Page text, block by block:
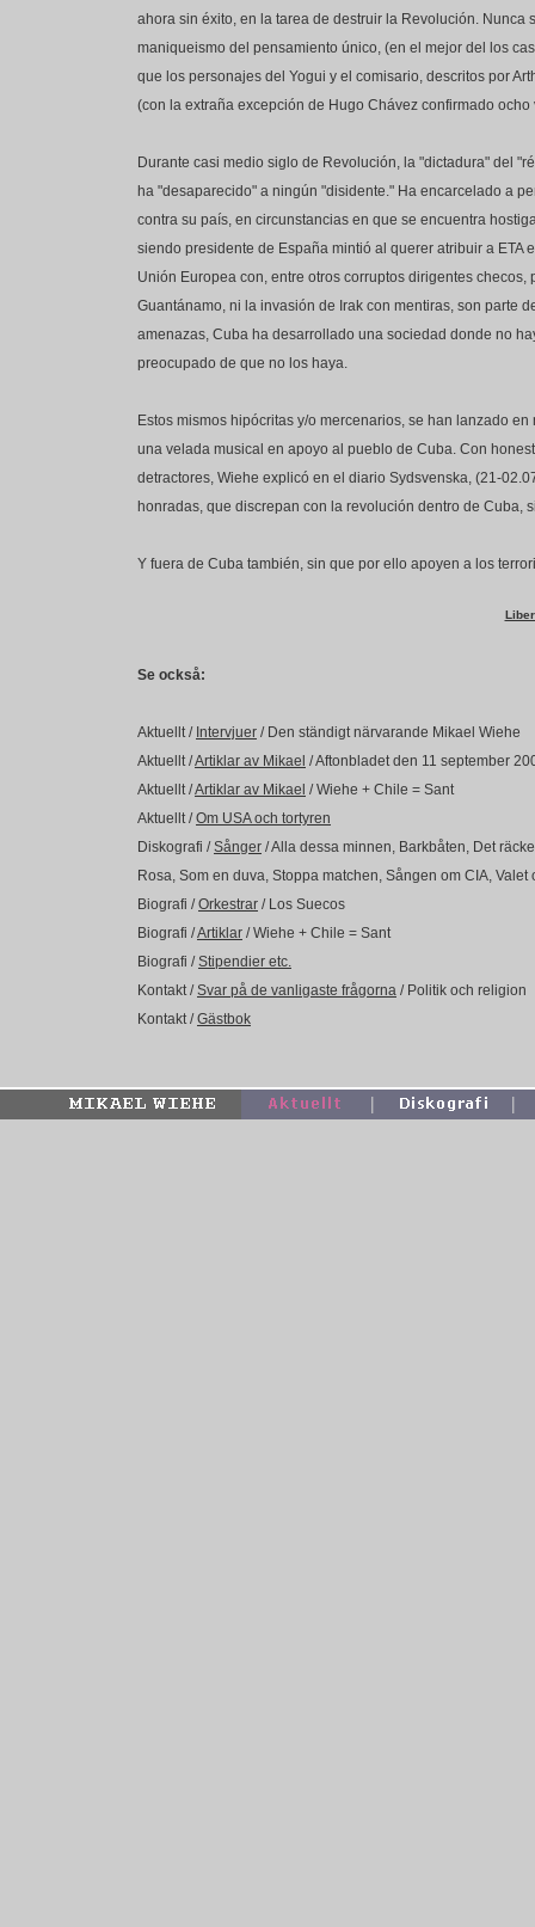
ahora sin éxito, en la tarea de destruir la Revolución.
maniqueismo del pensamiento único, (en el mejor del los
que los personajes del Yogui y el comisario, descritos por
(con la extraña excepción de Hugo Chávez confirmado
Durante casi medio siglo de Revolución, la "dictadura" del
ha "desaparecido" a ningún "disidente." Ha encarcelado a
contra su país, en circunstancias en que se encuentra
siendo presidente de España mintió al querer atribuir a
Unión Europea con, entre otros corruptos dirigentes
Guantánamo, ni la invasión de Irak con mentiras, son parte
amenazas, Cuba ha desarrollado una sociedad donde no
preocupado de que no los haya.
Estos mismos hipócritas y/o mercenarios, se han lanzado
una velada musical en apoyo al pueblo de Cuba. Con
detractores, Wiehe explicó en el diario Sydsvenska, (21-
honradas, que discrepan con la revolución dentro de Cuba,
Y fuera de Cuba también, sin que por ello apoyen a los
Se också:
Aktuellt / Intervjuer / Den ständigt närvarande Mikael Wiehe
Aktuellt /Artiklar av Mikael / Aftonbladet den 11 september
Aktuellt /Artiklar av Mikael / Wiehe + Chile = Sant
Aktuellt /Om USA och tortyren
Diskografi /Sånger / Alla dessa minnen, Barkbåten, Det
Rosa, Som en duva, Stoppa matchen, Sången om CIA, Valet
Biografi /Orkestrar / Los Suecos
Biografi /Artiklar / Wiehe + Chile = Sant
Biografi /Stipendier etc.
Kontakt /Svar på de vanligaste frågorna / Politik och religion
Kontakt /Gästbok
| |